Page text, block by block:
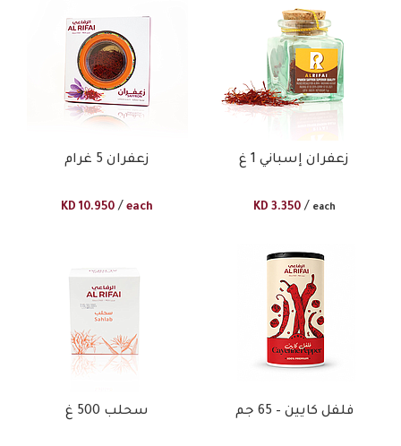
زعفران 5 غرام
KD 10.950 / each
زعفران إسباني 1 غ
KD 3.350 / each
سحلب 500 غ فلفل كايين – 65 جم